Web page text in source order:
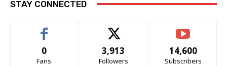
STAY CONNECTED
0
Fans
3,913
Followers
14,600
Subscribers